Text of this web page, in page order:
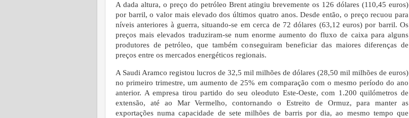
A dada altura, o preço do petróleo Brent atingiu brevemente os 126 dólares (110,45 euros)
por barril, o valor mais elevado dos últimos quatro anos. Desde então, o preço recuou para
níveis anteriores à guerra, situando-se em cerca de 72 dólares (63,12 euros) por barril. Os
preços mais elevados traduziram-se num enorme aumento do fluxo de caixa para alguns
produtores de petróleo, que também conseguiram beneficiar das maiores diferenças de
preços entre os mercados energéticos regionais.
A Saudi Aramco registou lucros de 32,5 mil milhões de dólares (28,50 mil milhões de euros)
no primeiro trimestre, um aumento de 25% em comparação com o mesmo período do ano
anterior. A empresa tirou partido do seu oleoduto Este-Oeste, com 1.200 quilómetros de
extensão, até ao Mar Vermelho, contornando o Estreito de Ormuz, para manter as
exportações numa capacidade de sete milhões de barris por dia, ao mesmo tempo que